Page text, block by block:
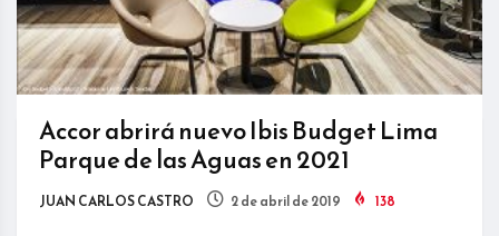
Accor abrirá nuevo Ibis Budget Lima
Parque de las Aguas en 2021
JUAN CARLOS CASTRO 2 de abril de 2019 138